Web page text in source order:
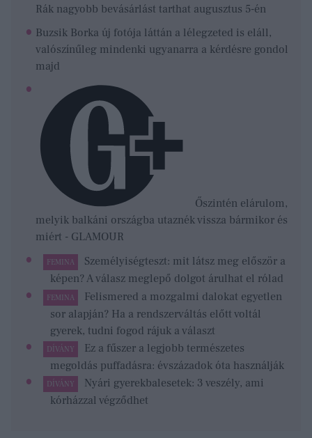
Rák nagyobb bevásárlást tarthat augusztus 5-én
Buzsik Borka új fotója láttán a lélegzeted is eláll,
valószínűleg mindenki ugyanarra a kérdésre gondol
majd
Őszintén elárulom,
melyik balkáni országba utaznék vissza bármikor és
miért - GLAMOUR
FEMINA
Személyiségteszt: mit látsz meg először a
képen? A válasz meglepő dolgot árulhat el rólad
FEMINA
Felismered a mozgalmi dalokat egyetlen
sor alapján? Ha a rendszerváltás előtt voltál
gyerek, tudni fogod rájuk a választ
DÍVÁNY
Ez a fűszer a legjobb természetes
megoldás puffadásra: évszázadok óta használják
DÍVÁNY
Nyári gyerekbalesetek: 3 veszély, ami
kórházzal végződhet